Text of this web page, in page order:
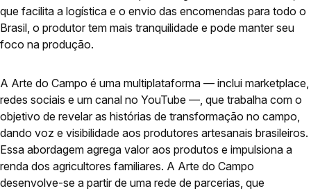
que facilita a logística e o envio das encomendas para todo o
Brasil, o produtor tem mais tranquilidade e pode manter seu
foco na produção.
A Arte do Campo é uma multiplataforma — inclui marketplace,
redes sociais e um canal no YouTube —, que trabalha com o
objetivo de revelar as histórias de transformação no campo,
dando voz e visibilidade aos produtores artesanais brasileiros.
Essa abordagem agrega valor aos produtos e impulsiona a
renda dos agricultores familiares. A Arte do Campo
desenvolve-se a partir de uma rede de parcerias, que